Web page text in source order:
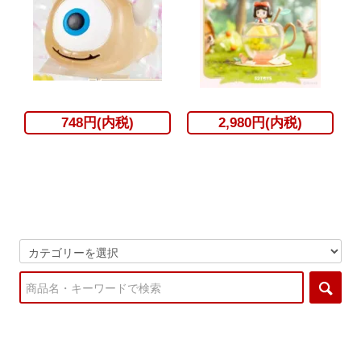
748円(内税) 2,980円(内税)